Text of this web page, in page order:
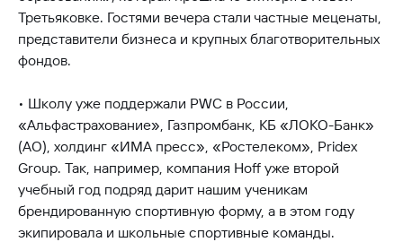
Третьяковке. Гостями вечера стали частные меценаты,
представители бизнеса и крупных благотворительных
фондов.
• Школу уже поддержали PWC в России,
«Альфастрахование», Газпромбанк, КБ «ЛОКО-Банк»
(АО), холдинг «ИМА пресс», «Ростелеком», Pridex
Group. Так, например, компания Hoff уже второй
учебный год подряд дарит нашим ученикам
брендированную спортивную форму, а в этом году
экипировала и школьные спортивные команды.